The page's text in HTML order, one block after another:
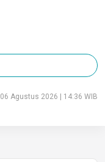
06 Agustus 2026 | 14:36 WIB